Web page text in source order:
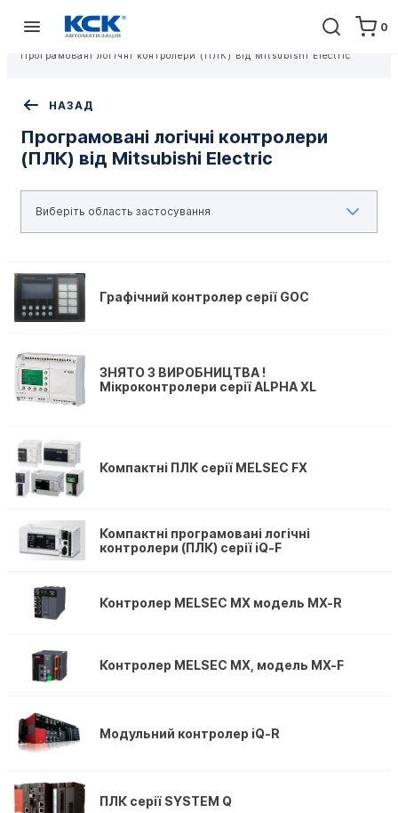
0
Головна
Обладнання
Обладнання для створення АСУТП і систем безпеки
Програмовані логічні контролери (ПЛК) від Mitsubishi Electric
НАЗАД
Програмовані логічні контролери
(ПЛК) від Mitsubishi Electric
Графічний контролер серії GOC
ЗНЯТО З ВИРОБНИЦТВА !
Мікроконтролери серії ALPHA XL
Компактні ПЛК серії MELSEC FX
Компактні програмовані логічні
контролери (ПЛК) серії iQ-F
Контролер MELSEC MX модель MX-R
Контролер MELSEC MX, модель MX-F
Модульний контролер iQ-R
ПЛК серії SYSTEM Q